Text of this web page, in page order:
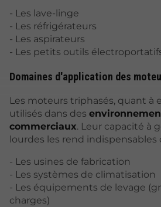
- Les lave-linge
- Les réfrigérateurs
- Les aspirateurs
- Les petits outils
Domaines d'application des
Les moteurs triphasés, quant à
utilisés dans des
commerciaux. Leur capacité à
lourdes les rend indispensables
- Les usines de fabrication
- Les systèmes de climatisation
- Les équipements de levage
charges)